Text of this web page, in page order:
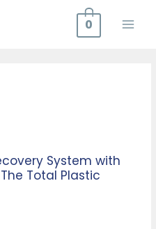
0
System with
Total Plastic